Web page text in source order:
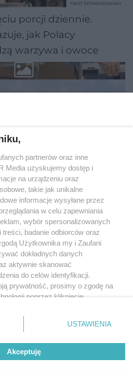
porcji dziennie.
jak Polacy
warzywa i owoce
TEKST SPONSOROWANY
bezpieczna i
do bram
MATERIAŁ SPONSOROWANY
partnerów oraz inne
Media uzyskujemy dostęp i
na urządzeniu oraz
takie jak unikalne
informacje wysyłane przez
w celu zapewniania
wybór spersonalizowanych
badanie odbiorców oraz
Użytkownika my i Zaufani
dokładnych danych
aktywnie skanować
do celów identyfikacji.
prywatność, prosimy o zgodę na
poprzez kliknięcie
przycisk ustawień prywatności
dolnym rogu strony
nie wymagają zgody
prawo sprzeciwić się takiemu
będą miały zastosowanie tylko
USTAWIENIA
Akceptuję